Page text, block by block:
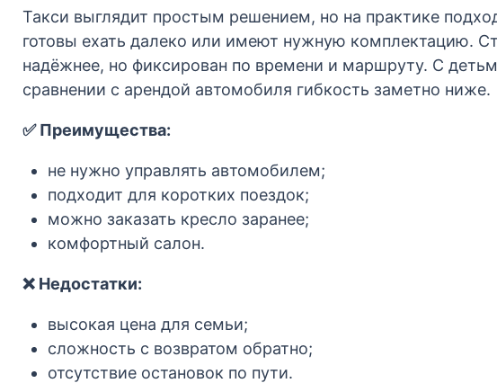
Такси выглядит простым решением, но на практике
готовы ехать далеко или имеют нужную комплектацию.
надёжнее, но фиксирован по времени и маршруту. С
сравнении с арендой автомобиля гибкость заметно ниже.
✅ Преимущества:
не нужно управлять автомобилем;
подходит для коротких поездок;
можно заказать кресло заранее;
комфортный салон.
❌ Недостатки:
высокая цена для семьи;
сложность с возвратом обратно;
отсутствие остановок по пути.